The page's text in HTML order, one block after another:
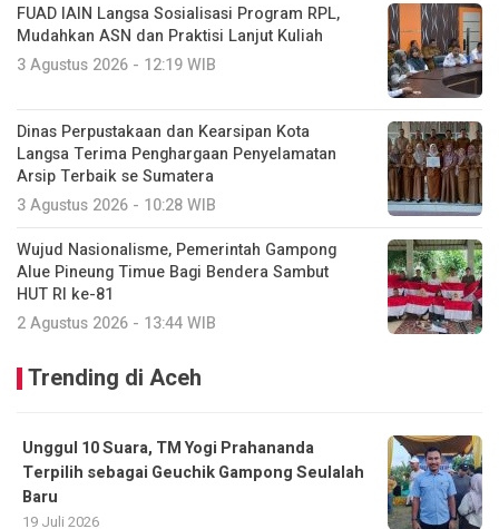
FUAD IAIN Langsa Sosialisasi Program RPL,
Mudahkan ASN dan Praktisi Lanjut Kuliah
3 Agustus 2026 - 12:19 WIB
Dinas Perpustakaan dan Kearsipan Kota
Langsa Terima Penghargaan Penyelamatan
Arsip Terbaik se Sumatera
3 Agustus 2026 - 10:28 WIB
Wujud Nasionalisme, Pemerintah Gampong
Alue Pineung Timue Bagi Bendera Sambut
HUT RI ke-81
2 Agustus 2026 - 13:44 WIB
Trending di Aceh
Unggul 10 Suara, TM Yogi Prahananda
Terpilih sebagai Geuchik Gampong Seulalah
Baru
19 Juli 2026